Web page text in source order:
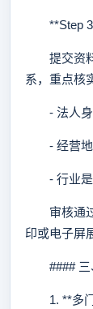
**Step 3
提交资料
系，重点核
- 法人身
- 经营地
- 行业是
审核通过
印或电子屏
#### 三、
1. **多门